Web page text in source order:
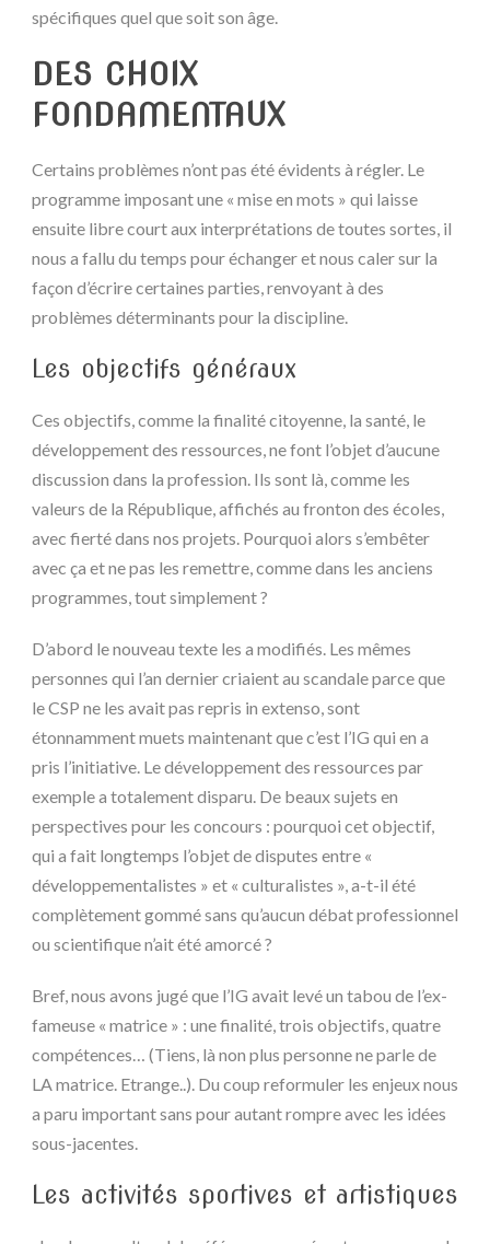
spécifiques quel que soit son âge.
DES CHOIX
FONDAMENTAUX
Certains problèmes n’ont pas été évidents à régler. Le
programme imposant une « mise en mots » qui laisse
ensuite libre court aux interprétations de toutes sortes, il
nous a fallu du temps pour échanger et nous caler sur la
façon d’écrire certaines parties, renvoyant à des
problèmes déterminants pour la discipline.
Les objectifs généraux
Ces objectifs, comme la finalité citoyenne, la santé, le
développement des ressources, ne font l’objet d’aucune
discussion dans la profession. Ils sont là, comme les
valeurs de la République, affichés au fronton des écoles,
avec fierté dans nos projets. Pourquoi alors s’embêter
avec ça et ne pas les remettre, comme dans les anciens
programmes, tout simplement ?
D’abord le nouveau texte les a modifiés. Les mêmes
personnes qui l’an dernier criaient au scandale parce que
le CSP ne les avait pas repris in extenso, sont
étonnamment muets maintenant que c’est l’IG qui en a
pris l’initiative. Le développement des ressources par
exemple a totalement disparu. De beaux sujets en
perspectives pour les concours : pourquoi cet objectif,
qui a fait longtemps l’objet de disputes entre «
développementalistes » et « culturalistes », a-t-il été
complètement gommé sans qu’aucun débat professionnel
ou scientifique n’ait été amorcé ?
Bref, nous avons jugé que l’IG avait levé un tabou de l’ex-
fameuse « matrice » : une finalité, trois objectifs, quatre
compétences… (Tiens, là non plus personne ne parle de
LA matrice. Etrange..). Du coup reformuler les enjeux nous
a paru important sans pour autant rompre avec les idées
sous-jacentes.
Les activités sportives et artistiques